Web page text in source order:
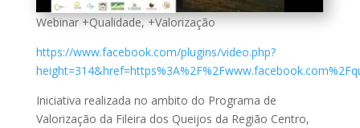
Webinar +Qualidade, +Valorização
https://www.facebook.com/plugins/video.php?
Iniciativa realizada no ambito do Programa de
Valorização da Fileira dos Queijos da Região Centro,